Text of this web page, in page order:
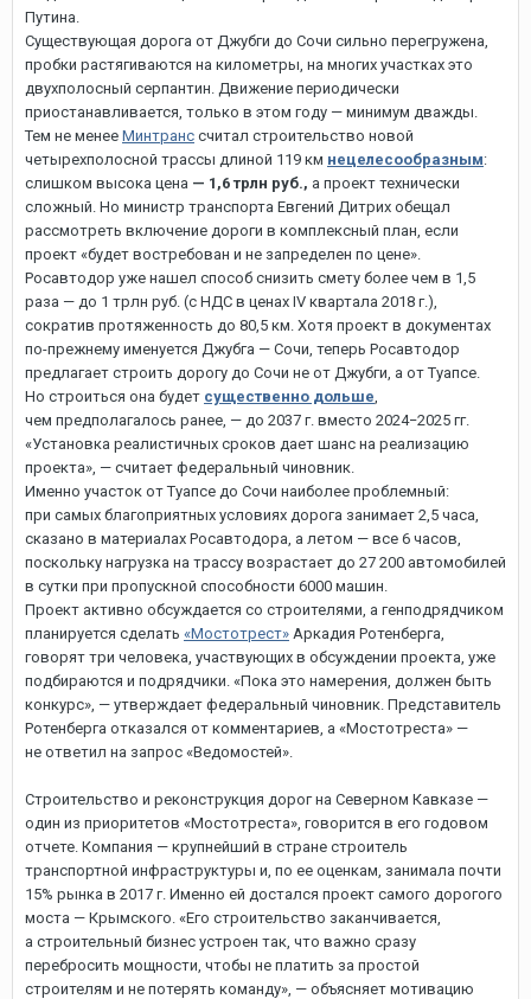
Путина.
Существующая дорога от Джубги до Сочи сильно перегружена,
пробки растягиваются на километры, на многих участках это
двухполосный серпантин. Движение периодически
приостанавливается, только в этом году — минимум дважды.
Тем не менее Минтранс считал строительство новой
четырехполосной трассы длиной 119 км нецелесообразным:
слишком высока цена — 1,6 трлн руб., а проект технически
сложный. Но министр транспорта Евгений Дитрих обещал
рассмотреть включение дороги в комплексный план, если
проект «будет востребован и не запределен по цене».
Росавтодор уже нашел способ снизить смету более чем в 1,5
раза — до 1 трлн руб. (с НДС в ценах IV квартала 2018 г.),
сократив протяженность до 80,5 км. Хотя проект в документах
по-прежнему именуется Джубга — Сочи, теперь Росавтодор
предлагает строить дорогу до Сочи не от Джубги, а от Туапсе.
Но строиться она будет существенно дольше,
чем предполагалось ранее, — до 2037 г. вместо 2024−2025 гг.
«Установка реалистичных сроков дает шанс на реализацию
проекта», — считает федеральный чиновник.
Именно участок от Туапсе до Сочи наиболее проблемный:
при самых благоприятных условиях дорога занимает 2,5 часа,
сказано в материалах Росавтодора, а летом — все 6 часов,
поскольку нагрузка на трассу возрастает до 27 200 автомобилей
в сутки при пропускной способности 6000 машин.
Проект активно обсуждается со строителями, а генподрядчиком
планируется сделать «Мостотрест» Аркадия Ротенберга,
говорят три человека, участвующих в обсуждении проекта, уже
подбираются и подрядчики. «Пока это намерения, должен быть
конкурс», — утверждает федеральный чиновник. Представитель
Ротенберга отказался от комментариев, а «Мостотреста» —
не ответил на запрос «Ведомостей».
Строительство и реконструкция дорог на Северном Кавказе —
один из приоритетов «Мостотреста», говорится в его годовом
отчете. Компания — крупнейший в стране строитель
транспортной инфраструктуры и, по ее оценкам, занимала почти
15% рынка в 2017 г. Именно ей достался проект самого дорогого
моста — Крымского. «Его строительство заканчивается,
а строительный бизнес устроен так, что важно сразу
перебросить мощности, чтобы не платить за простой
строителям и не потерять команду», — объясняет мотивацию